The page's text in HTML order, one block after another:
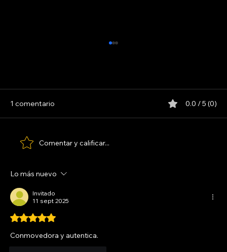
1 comentario 0.0 / 5 (0)
Comentar y calificar...
Lo más nuevo
Invitado
11 sept 2025
Obtuvo 5 de 5 estrellas.
Conmovedora y autentica.